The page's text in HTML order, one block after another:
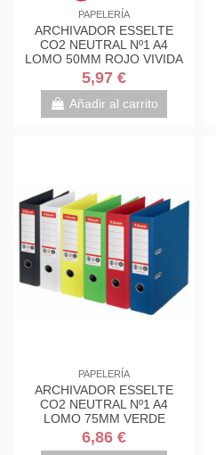
PAPELERÍA
ARCHIVADOR ESSELTE
CO2 NEUTRAL Nº1 A4
LOMO 50MM ROJO VIVIDA
627575
5,97 €
Añadir al carrito
PAPELERÍA
ARCHIVADOR ESSELTE
CO2 NEUTRAL Nº1 A4
LOMO 75MM VERDE
VIVIDA 627567
6,86 €